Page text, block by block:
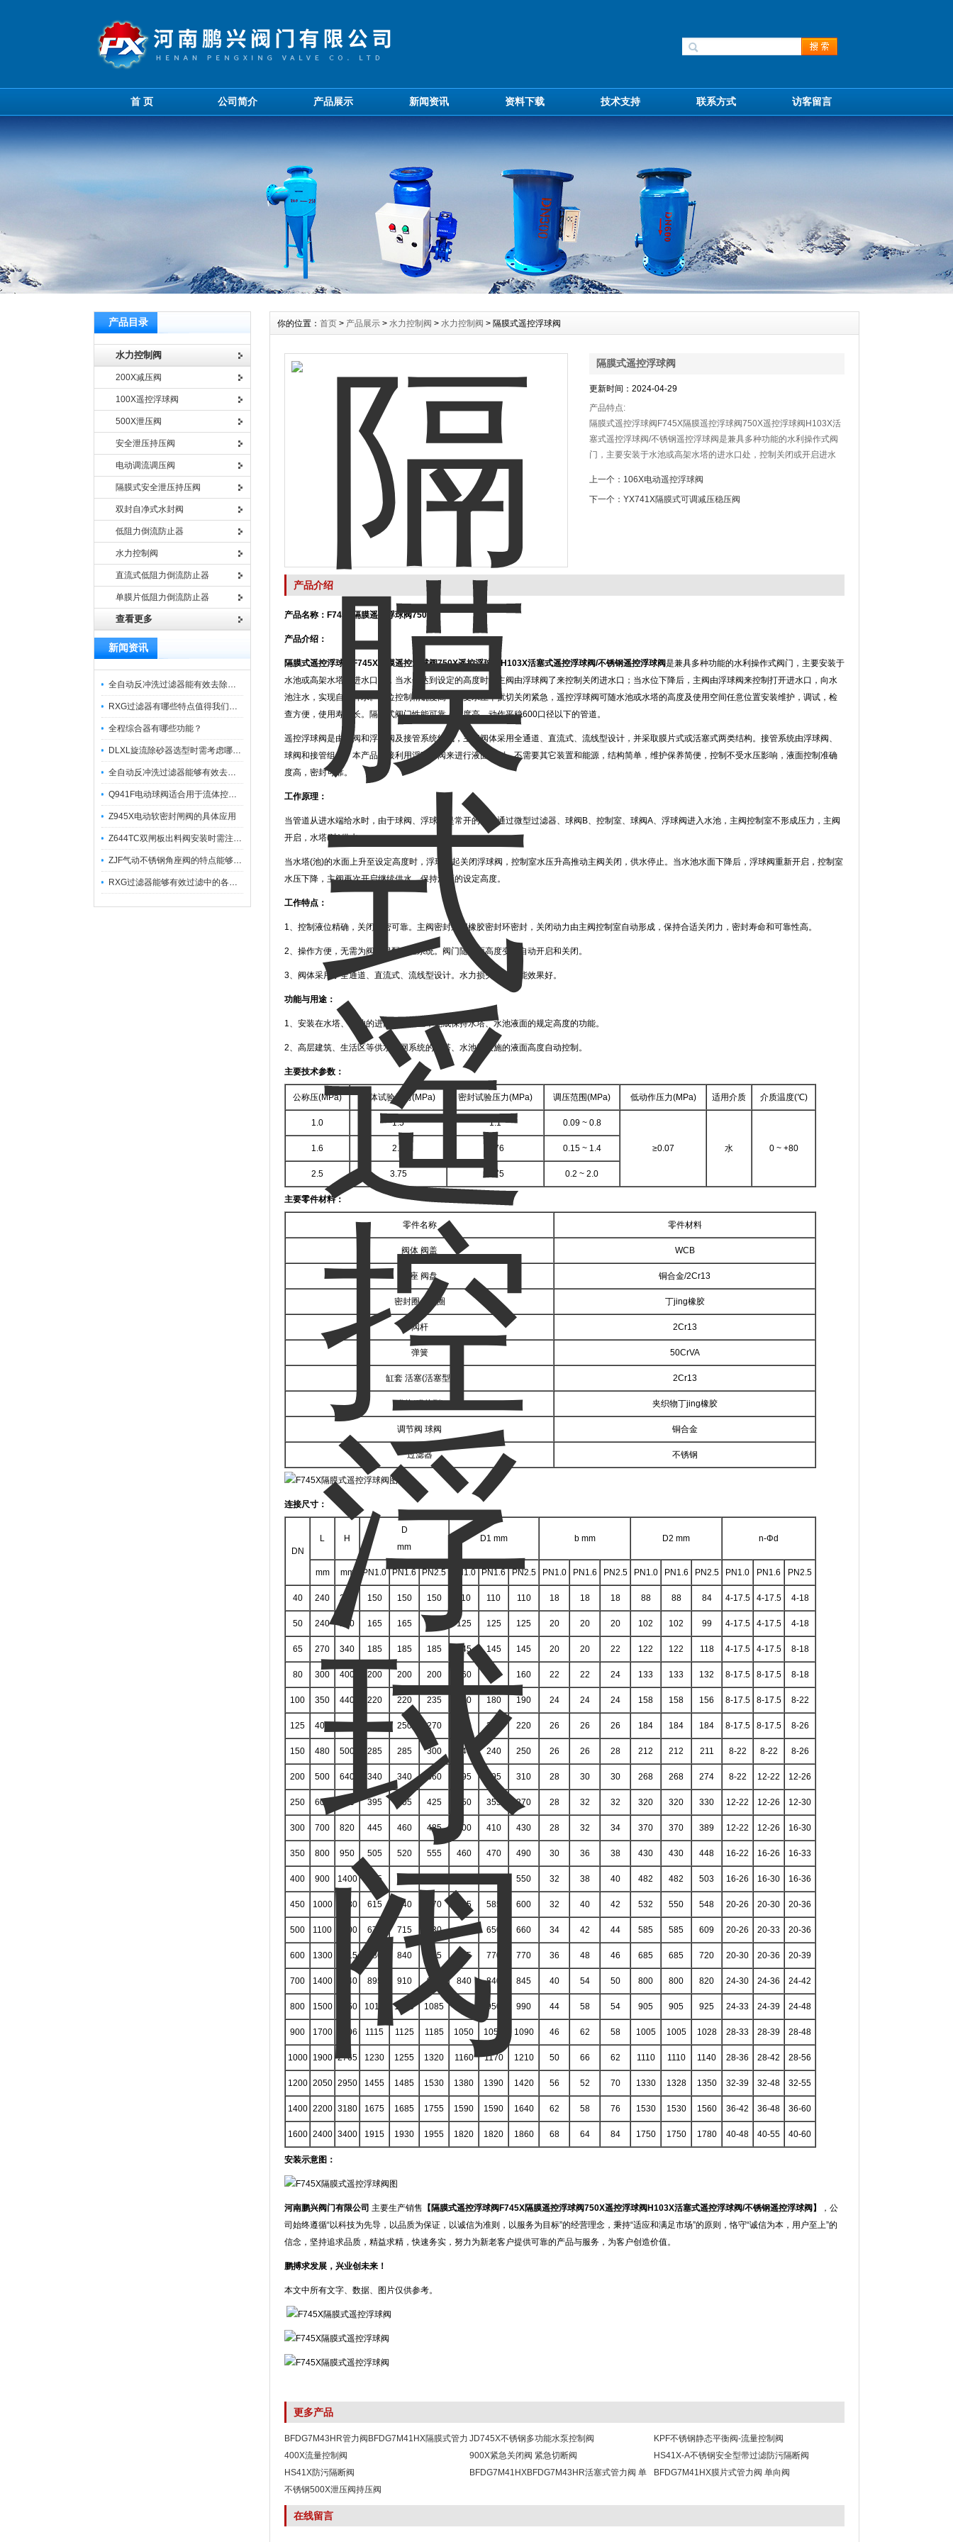
首 页 公司简介 产品展示 新闻资讯 资料下载 技术支持 联系方式 访客留言
产品目录
水力控制阀
200X减压阀
100X遥控浮球阀
500X泄压阀
安全泄压持压阀
电动调流调压阀
隔膜式安全泄压持压阀
双封自净式水封阀
低阻力倒流防止器
水力控制阀
直流式低阻力倒流防止器
单膜片低阻力倒流防止器
查看更多
新闻资讯
全自动反冲洗过滤器能有效去除过滤介质上的杂质
RXG过滤器有哪些特点值得我们选择？
全程综合器有哪些功能？
DLXL旋流除砂器选型时需考虑哪些因素？
全自动反冲洗过滤器能够有效去除不同粒径的固体杂
Q941F电动球阀适合用于流体控制需要迅速反应的场合
Z945X电动软密封闸阀的具体应用
Z644TC双闸板出料阀安装时需注意哪些事项？
ZJF气动不锈钢角座阀的特点能够稳定地控制介质流量
RXG过滤器能够有效过滤中的各种杂质
你的位置： 首页 > 产品展示 > 水力控制阀 > 水力控制阀 > 隔膜式遥控浮球阀
隔膜式遥控浮球阀
更新时间：2024-04-29
产品特点:
隔膜式遥控浮球阀F745X隔膜遥控浮球阀750X遥控浮球阀H103X活
塞式遥控浮球阀/不锈钢遥控浮球阀是兼具多种功能的水利操作式阀
门，主要安装于水池或高架水塔的进水口处，控制关闭或开启进水
上一个： 106X电动遥控浮球阀
下一个： YX741X隔膜式可调减压稳压阀
产品介绍
产品名称：F745X隔膜遥控浮球阀750X
产品介绍：
隔膜式遥控浮球阀 F745X 隔膜遥控浮球阀750X遥控浮球阀 H103X活塞式遥控浮球阀/不锈钢遥控浮球阀是兼具多种功能的水利操作式阀门，主要安装于
水池或高架水塔的进水口处，当水位达到设定的高度时，主阀由浮球阀了来控制关闭进水口；当水位下降后，主阀由浮球阀来控制打开进水口，向水
池注水，实现自动补水。液位控制精确度高，不受水压干扰切关闭紧急，遥控浮球阀可随水池或水塔的高度及使用空间任意位置安装维护，调试，检
查方便，使用寿命长。隔膜式阀门性能可靠。强度高，动作平稳600口径以下的管道。
遥控浮球阀是由主阀和浮球阀及接管系统组成，主阀阀体采用全通道、直流式、流线型设计，并采取膜片式或活塞式两类结构。接管系统由浮球阀、
球阀和接管组成。本产品直接利用浮球导阀来进行液面控制，不需要其它装置和能源，结构简单，维护保养简便，控制不受水压影响，液面控制准确
度高，密封可靠。
工作原理：
当管道从进水端给水时，由于球阀、浮球阀是常开的，水通过微型过滤器、球阀B、控制室、球阀A、浮球阀进入水池，主阀控制室不形成压力，主阀
开启，水塔(池)供水。
当水塔(池)的水面上升至设定高度时，浮球浮起关闭浮球阀，控制室水压升高推动主阀关闭，供水停止。当水池水面下降后，浮球阀重新开启，控制室
水压下降，主阀再次开启继续供水，保持液面的设定高度。
工作特点：
1、控制液位精确，关闭严密可靠。主阀密封采用橡胶密封环密封，关闭动力由主阀控制室自动形成，保持合适关闭力，密封寿命和可靠性高。
2、操作方便，无需为阀门另配电控系统。阀门随液面高度变化自动开启和关闭。
3、阀体采用了全通道、直流式、流线型设计。水力损失小，节能效果好。
功能与用途：
1、安装在水塔、水池的进口端管路上，完成保持水塔、水池液面的规定高度的功能。
2、高层建筑、生活区等供水管网系统的水塔、水池等设施的液面高度自动控制。
主要技术参数：
公称压(MPa) 壳体试验压力(MPa) 密封试验压力(MPa) 调压范围(MPa) 低动作压力(MPa) 适用介质 介质温度(℃)
1.0 1.5 1.1 0.09 ~ 0.8
≥0.07 水 0 ~ +80
1.6 2.4 1.76 0.15 ~ 1.4
2.5 3.75 2.75 0.2 ~ 2.0
主要零件材料：
零件名称 零件材料
阀体 阀盖 WCB
阀座 阀盘 铜合金/2Cr13
密封圈 O型圈 丁jing橡胶
阀杆 2Cr13
弹簧 50CrVA
缸套 活塞(活塞型) 2Cr13
膜片(膜片型) 夹织物丁jing橡胶
调节阀 球阀 铜合金
过滤器 不锈钢
连接尺寸：
DN
L H
D
mm
D1 mm b mm D2 mm n-Φd
mm mm PN1.0 PN1.6 PN2.5 PN1.0 PN1.6 PN2.5 PN1.0 PN1.6 PN2.5 PN1.0 PN1.6 PN2.5 PN1.0 PN1.6 PN2.5
40 240 270 150 150 150 110 110 110 18 18 18 88 88 84 4-17.5 4-17.5 4-18
50 240 270 165 165 125 125 125 20 20 20 102 102 99 4-17.5 4-17.5 4-18
65 270 340 185 185 185 145 145 145 20 20 22 122 122 118 4-17.5 4-17.5 8-18
80 300 400 200 200 200 160 160 160 22 22 24 133 133 132 8-17.5 8-17.5 8-18
100 350 440 220 220 235 180 180 190 24 24 24 158 158 156 8-17.5 8-17.5 8-22
125 400 250 270 210 210 220 26 26 26 184 184 184 8-17.5 8-17.5 8-26
150 480 500 285 285 300 240 240 250 26 26 28 212 212 211 8-22 8-22 8-26
200 500 640 340 340 360 295 295 310 28 30 30 268 268 274 8-22 12-22 12-26
250 605 690 395 405 425 350 355 370 28 32 32 320 320 330 12-22 12-26 12-30
300 700 820 445 460 485 400 410 430 28 32 34 370 370 389 12-22 12-26 16-30
350 800 950 505 520 555 460 470 490 30 36 38 430 430 448 16-22 16-26 16-33
400 900 1400 565 580 550 32 38 40 482 482 503 16-26 16-30 16-36
450 1000 1580 615 640 670 565 585 600 32 40 42 532 550 548 20-26 20-30 20-36
500 1100 1600 670 715 730 620 650 660 34 42 44 585 585 609 20-26 20-33 20-36
600 1300 1815 780 840 845 725 770 770 36 48 46 685 685 720 20-30 20-36 20-39
700 1400 2040 895 910 960 840 840 845 40 54 50 800 800 820 24-30 24-36 24-42
800 1500 2350 1015 1025 1085 950 950 990 44 58 54 905 905 925 24-33 24-39 24-48
900 1700 2606 1115 1125 1185 1050 1050 1090 46 62 58 1005 1005 1028 28-33 28-39 28-48
1000 1900 2765 1230 1255 1320 1160 1170 1210 50 66 62 1110 1110 1140 28-36 28-42 28-56
1200 2050 2950 1455 1485 1530 1380 1390 1420 56 52 70 1330 1328 1350 32-39 32-48 32-55
1400 2200 3180 1675 1685 1755 1590 1590 1640 62 58 76 1530 1530 1560 36-42 36-48 36-60
1600 2400 3400 1915 1930 1955 1820 1820 1860 68 64 84 1750 1750 1780 40-48 40-55 40-60
安装示意图：
河南鹏兴阀门有限公司 主要生产销售 【隔膜式遥控浮球阀 F745X隔膜遥控浮球阀750X遥控浮球阀 H103X活塞式遥控浮球阀/不锈钢遥控浮球阀】
，公
司始终遵循“以科技为先导，以品质为保证，以诚信为准则，以服务为目标”的经营理念，秉持“适应和满足市场”的原则，恪守“诚信为本，用户至上”的
信念，坚持追求品质，精益求精，快速务实，努力为新老客户提供可靠的产品与服务，为客户创造价值。
鹏搏求发展，兴业创未来！
本文中所有文字、数据、图片仅供参考。
更多产品
BFDG7M43HR管力阀BFDG7M41HX隔膜式管力
阀
JD745X不锈钢多功能水泵控制阀
KPF不锈钢静态平衡阀-流量控制阀
400X流量控制阀
900X紧急关闭阀 紧急切断阀
HS41X-A不锈钢安全型带过滤防污隔断阀
HS41X防污隔断阀
BFDG7M41HXBFDG7M43HR活塞式管力阀 单
BFDG7M41HX膜片式管力阀 单向阀
不锈钢500X泄压阀持压阀
在线留言